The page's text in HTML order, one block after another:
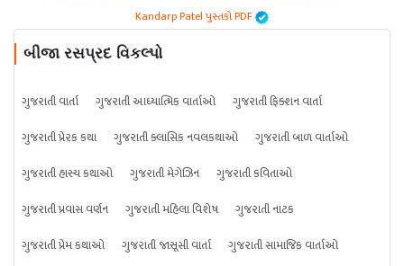
Kandarp Patel પુસ્તકો PDF
બીજા રસપ્રદ વિકલ્પો
ગુજરાતી વાર્તા ગુજરાતી આધ્યાત્મિક વાર્તાઓ
ગુજરાતી ફિક્શન વાર્તા
ગુજરાતી પ્રેરક કથા
ગુજરાતી ક્લાસિક નવલકથાઓ
ગુજરાતી બાળ વાર્તાઓ
ગુજરાતી હાસ્ય કથાઓ
ગુજરાતી મેગેઝિન
ગુજરાતી કવિતાઓ
ગુજરાતી પ્રવાસ વર્ણન
ગુજરાતી મહિલા વિશેષ
ગુજરાતી નાટક
ગુજરાતી પ્રેમ કથાઓ
ગુજરાતી જાસૂસી વાર્તા
ગુજરાતી સામાજિક વાર્તાઓ